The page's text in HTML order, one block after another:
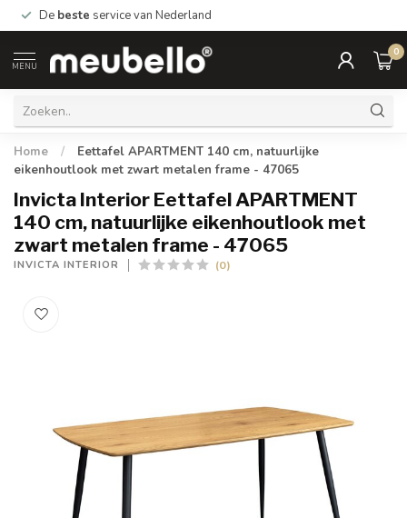
De beste service van Nederland
MENU
0
Home /
Eettafel APARTMENT 140 cm, natuurlijke
eikenhoutlook met zwart metalen frame - 47065
Invicta Interior Eettafel APARTMENT
140 cm, natuurlijke eikenhoutlook met
zwart metalen frame - 47065
INVICTA INTERIOR (0)